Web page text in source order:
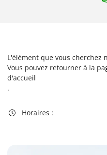
Adresse email de réception
L'élément que vous cherchez
Vous pouvez retourner à la
d'accueil
.
 Horaires :